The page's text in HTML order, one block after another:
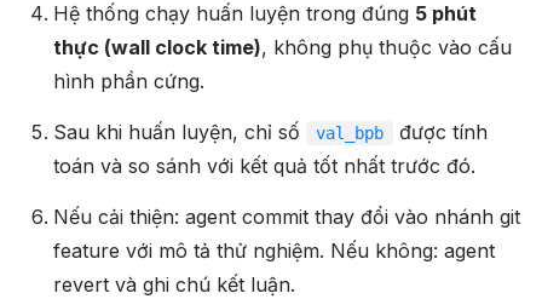
Hệ thống chạy huấn luyện trong đúng 5 phút
thực (wall clock time), không phụ thuộc vào cấu
hình phần cứng.
Sau khi huấn luyện, chỉ số val_bpb
được tính
toán và so sánh với kết quả tốt nhất trước đó.
Nếu cải thiện: agent commit thay đổi vào nhánh git
feature với mô tả thử nghiệm. Nếu không: agent
revert và ghi chú kết luận.